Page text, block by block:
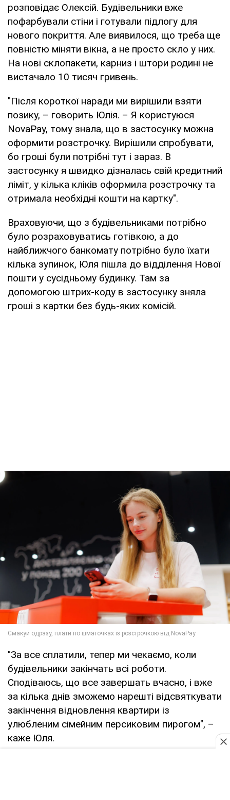
розповідає Олексій. Будівельники вже
пофарбували стіни і готували підлогу для
нового покриття. Але виявилося, що треба ще
повністю міняти вікна, а не просто скло у них.
На нові склопакети, карниз і штори родині не
вистачало 10 тисяч гривень.
"Після короткої наради ми вирішили взяти
позику, – говорить Юлія. – Я користуюся
NovaPay, тому знала, що в застосунку можна
оформити розстрочку. Вирішили спробувати,
бо гроші були потрібні тут і зараз. В
застосунку я швидко дізналась свій кредитний
ліміт, у кілька кліків оформила розстрочку та
отримала необхідні кошти на картку".
Враховуючи, що з будівельниками потрібно
було розраховуватись готівкою, а до
найближчого банкомату потрібно було їхати
кілька зупинок, Юля пішла до відділення Нової
пошти у сусідньому будинку. Там за
допомогою штрих-коду в застосунку зняла
гроші з картки без будь-яких комісій.
"За все сплатили, тепер ми чекаємо, коли
будівельники закінчать всі роботи.
Сподіваюсь, що все завершать вчасно, і вже
за кілька днів зможемо нарешті відсвяткувати
закінчення відновлення квартири із
улюбленим сімейним персиковим пирогом", –
каже Юля.